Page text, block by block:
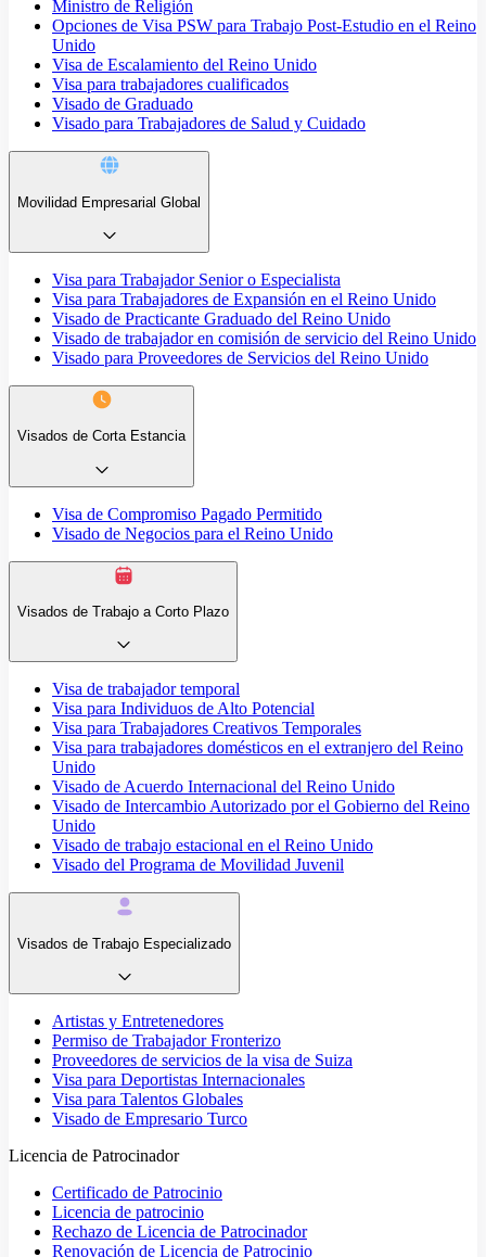
Ministro de Religión
Opciones de Visa PSW para Trabajo Post-Estudio en el Reino
Unido
Visa de Escalamiento del Reino Unido
Visa para trabajadores cualificados
Visado de Graduado
Visado para Trabajadores de Salud y Cuidado
Movilidad Empresarial Global
Visa para Trabajador Senior o Especialista
Visa para Trabajadores de Expansión en el Reino Unido
Visado de Practicante Graduado del Reino Unido
Visado de trabajador en comisión de servicio del Reino Unido
Visado para Proveedores de Servicios del Reino Unido
Visados de Corta Estancia
Visa de Compromiso Pagado Permitido
Visado de Negocios para el Reino Unido
Visados de Trabajo a Corto Plazo
Visa de trabajador temporal
Visa para Individuos de Alto Potencial
Visa para Trabajadores Creativos Temporales
Visa para trabajadores domésticos en el extranjero del Reino
Unido
Visado de Acuerdo Internacional del Reino Unido
Visado de Intercambio Autorizado por el Gobierno del Reino
Unido
Visado de trabajo estacional en el Reino Unido
Visado del Programa de Movilidad Juvenil
Visados de Trabajo Especializado
Artistas y Entretenedores
Permiso de Trabajador Fronterizo
Proveedores de servicios de la visa de Suiza
Visa para Deportistas Internacionales
Visa para Talentos Globales
Visado de Empresario Turco
Licencia de Patrocinador
Certificado de Patrocinio
Licencia de patrocinio
Rechazo de Licencia de Patrocinador
Renovación de Licencia de Patrocinio